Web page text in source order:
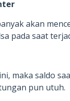
akan
pada saat
maka saldo
pun utuh.